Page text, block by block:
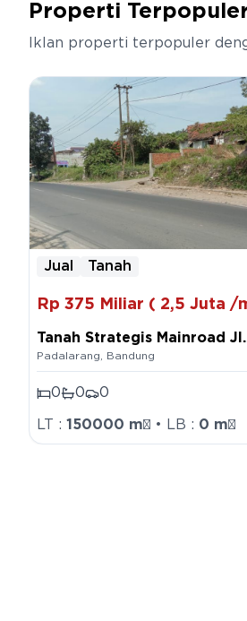
Properti
Iklan properti terpopuler
Jual Tanah
Rp 375 Miliar ( 2,5 Juta /
Tanah Strategis Mainroad Jl.
Nasional di Padalarang
Padalarang Bandung
0 0 0
LT : 150000 m² • LB : 0 m²